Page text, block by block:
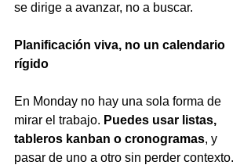
se dirige a avanzar, no a buscar.
Planificación viva, no un calendario
rígido
En Monday no hay una sola forma de
mirar el trabajo. Puedes usar listas,
tableros kanban o cronogramas, y
pasar de uno a otro sin perder contexto.